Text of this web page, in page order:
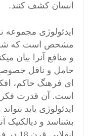
انسان کشف کنند.
ایدئولوژی
مشحص است که
و منافع آنرا بیان
حامل و ناقل
ای فرهنگ حاکم،
است. آن قدرت
ایدئولوژی باید
بشناسد و